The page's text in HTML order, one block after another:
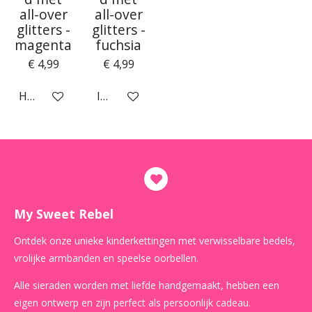
all-over
glitters -
magenta
€ 4,99
Houd mij op de hoogte
all-over
glitters -
fuchsia
€ 4,99
In winkelwagen
My Sweet Rebel
Ontdek onze unieke kinderkettingen met verwisselbare bedels,
vrolijke armbanden en speelse oorbellen.
Alle sieraden worden met liefde handgemaakt, hebben een
eigen ontwerp en zijn perfect als persoonlijk cadeau.